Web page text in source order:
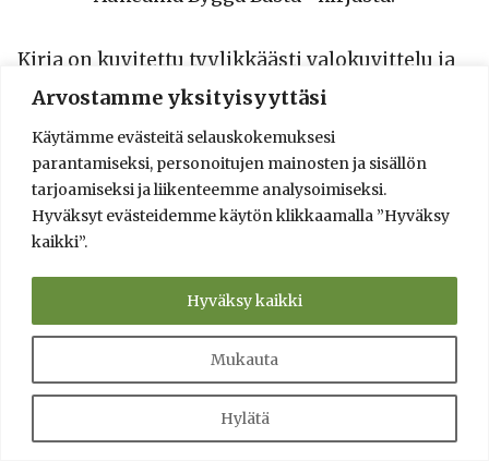
Arvostamme yksityisyyttäsi
Käytämme evästeitä selauskokemuksesi
parantamiseksi, personoitujen mainosten ja sisällön
tarjoamiseksi ja liikenteemme analysoimiseksi.
Hyväksyt evästeidemme käytön klikkaamalla ”Hyväksy
kaikki”.
Mukauta
Hylätä
Hyväksy kaikki
Kirja on kuvitettu tyylikkäästi valokuvittelu ja
sopii ruotsia taitavan saunan rakentajan
pihasaunaprojektista ohjeistaa tärkeimmät
työvaiheet ja vielä vähän lisää. Kirjassa
kerrotaan mm. puun polttokäsittelystä,
keittomaalista sekä perinneikkunoiden
Kirjasta saa runsaasti inspiraatiota
ensimmäisen saunaprojektin
käynnistämiseen! Saatavilla uutena
verkkokirjakaupoista, esimerkiksi
Suomalainen.com hinta 36€plus postikulut.